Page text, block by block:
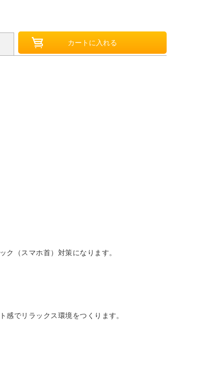
（スマホ首）対策になります。
でリラックス環境をつくります。